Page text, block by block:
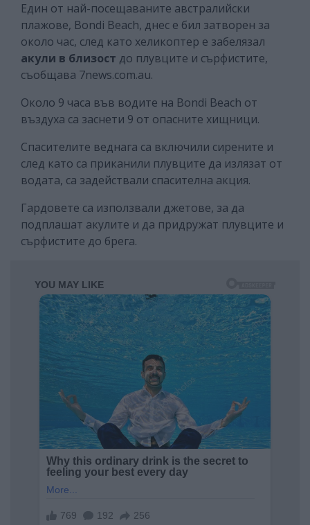
Един от най-посещаваните австралийски
плажове, Bondi Beach, днес е бил затворен за
около час, след като хеликоптер е забелязал
акули в близост до плувците и сърфистите,
съобщава 7news.com.au.
Около 9 часа във водите на Bondi Beach от
въздуха са заснети 9 от опасните хищници.
Спасителите веднага са включили сирените и
след като са приканили плувците да излязат от
водата, са задействали спасителна акция.
Гардовете са използвали джетове, за да
подплашат акулите и да придружат плувците и
сърфистите до брега.